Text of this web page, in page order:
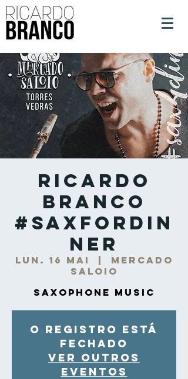
Ricardo
Branco
#SaxForDin
ner
lun. 16 mai
Mercado
Saloio
Saxophone Music
O registro está
fechado
Ver outros
eventos